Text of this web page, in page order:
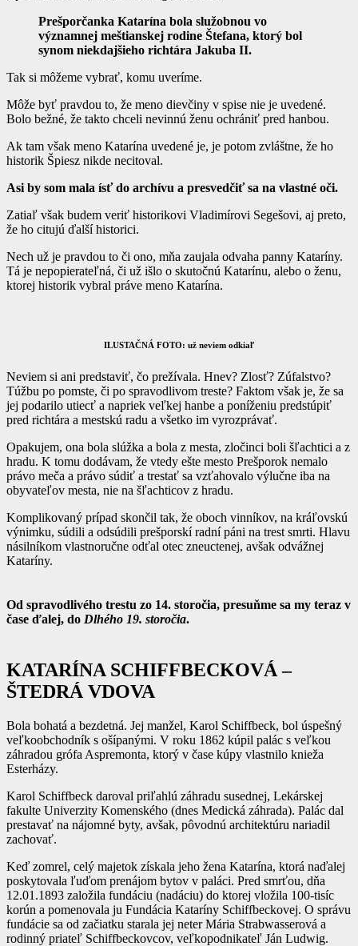
Prešporčanka Katarína bola služobnou vo
významnej meštianskej rodine Štefana, ktorý bol
synom niekdajšieho richtára Jakuba II.
Tak si môžeme vybrať, komu uveríme.
Môže byť pravdou to, že meno dievčiny v spise nie je uvedené.
Bolo bežné, že takto chceli nevinnú ženu ochrániť pred hanbou.
Ak tam však meno Katarína uvedené je, je potom zvláštne, že ho
historik Špiesz nikde necitoval.
Asi by som mala ísť do archívu a presvedčiť sa na vlastné oči.
Zatiaľ však budem veriť historikovi Vladimírovi Segešovi, aj preto,
že ho citujú ďalší historici.
Nech už je pravdou to či ono, mňa zaujala odvaha panny Kataríny.
Tá je nepopierateľná, či už išlo o skutočnú Katarínu, alebo o ženu,
ktorej historik vybral práve meno Katarína.
ILUSTAČNÁ FOTO: už neviem odkiaľ
Neviem si ani predstaviť, čo prežívala. Hnev? Zlosť? Zúfalstvo?
Túžbu po pomste, či po spravodlivom treste? Faktom však je, že sa
jej podarilo utiecť a napriek veľkej hanbe a poníženiu predstúpiť
pred richtára a mestskú radu a všetko im vyrozprávať.
Opakujem, ona bola slúžka a bola z mesta, zločinci boli šľachtici a z
hradu. K tomu dodávam, že vtedy ešte mesto Prešporok nemalo
právo meča a právo súdiť a trestať sa vzťahovalo výlučne iba na
obyvateľov mesta, nie na šľachticov z hradu.
Komplikovaný prípad skončil tak, že oboch vinníkov, na kráľovskú
výnimku, súdili a odsúdili prešporskí radní páni na trest smrti. Hlavu
násilníkom vlastnoručne odťal otec zneuctenej, avšak odvážnej
Kataríny.
Od spravodlivého trestu zo 14. storočia, presuňme sa my teraz v
čase ďalej, do Dlhého 19. storočia.
KATARÍNA SCHIFFBECKOVÁ –
ŠTEDRÁ VDOVA
Bola bohatá a bezdetná. Jej manžel, Karol Schiffbeck, bol úspešný
veľkoobchodník s ošípanými. V roku 1862 kúpil palác s veľkou
záhradou grófa Aspremonta, ktorý v čase kúpy vlastnilo knieža
Esterházy.
Karol Schiffbeck daroval priľahlú záhradu susednej, Lekárskej
fakulte Univerzity Komenského (dnes Medická záhrada). Palác dal
prestavať na nájomné byty, avšak, pôvodnú architektúru nariadil
zachovať.
Keď zomrel, celý majetok získala jeho žena Katarína, ktorá naďalej
poskytovala ľuďom prenájom bytov v paláci. Pred smrťou, dňa
12.01.1893 založila fundáciu (nadáciu) do ktorej vložila 100-tisíc
korún a pomenovala ju Fundácia Kataríny Schiffbeckovej. O správu
fundácie sa od začiatku starala jej neter Mária Strabwasserová a
rodinný priateľ Schiffbeckovcov, veľkopodnikateľ Ján Ludwig.